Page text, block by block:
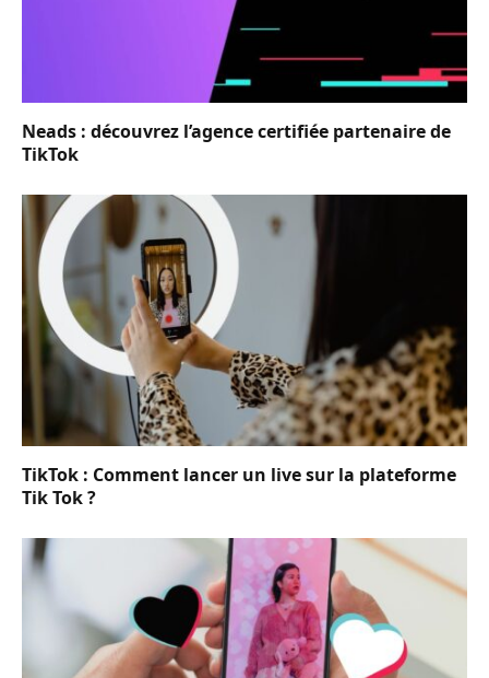
Neads : découvrez l’agence certifiée partenaire de
TikTok
TikTok : Comment lancer un live sur la plateforme
Tik Tok ?